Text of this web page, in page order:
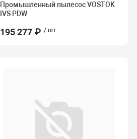
Промышленный пылесос VOSTOK
IVS PDW
195 277 ₽ / шт.